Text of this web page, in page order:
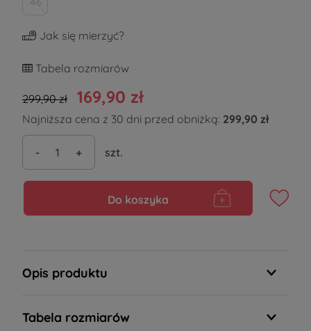
Jak się mierzyć?
Tabela rozmiarów
299,90 zł 169,90 zł
Najniższa cena z 30 dni przed obniżką: 299,90 zł
- + szt.
Do koszyka
Opis produktu
Tabela rozmiarów